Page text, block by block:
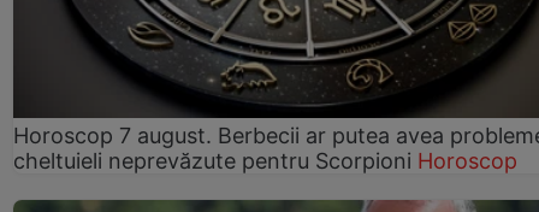
Horoscop 7 august. Berbecii ar putea avea
cheltuieli neprevăzute pentru Scorpioni Horoscop